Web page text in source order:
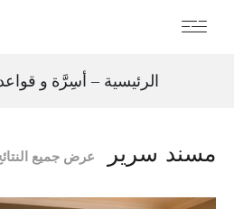
الرئيسية أسِرَّة و
مسند سرير عرض جميع النتائج